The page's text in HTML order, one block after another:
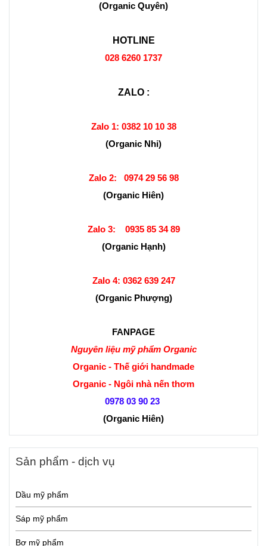
(Organic Quyên)
HOTLINE
028 6260 1737
ZALO :
Zalo 1: 0382 10 10 38
(Organic Nhi)
Zalo 2: 0974 29 56 98
(Organic Hiên)
Zalo 3: 0935 85 34 89
(Organic Hạnh)
Zalo 4: 0362 639 247
(Organic Phượng)
FANPAGE
Nguyên liệu mỹ phẩm Organic
Organic - Thế giới handmade
Organic - Ngôi nhà nến thơm
0978 03 90 23
(Organic Hiên)
Sản phẩm - dịch vụ
Dầu mỹ phẩm
Sáp mỹ phẩm
Bơ mỹ phẩm